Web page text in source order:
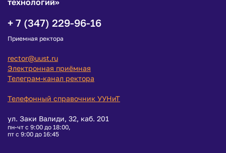
технологий»
+ 7 (347) 229-96-16
Приемная ректора
rector@uust.ru
Электронная приёмная
Телеграм-канал ректора
Телефонный справочник УУНиТ
ул. Заки Валиди, 32, каб. 201
пн-чт с 9:00 до 18:00,
пт с 9:00 до 16:45